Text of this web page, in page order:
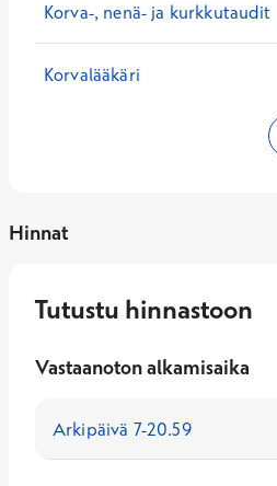
Korva-, nenä- ja kurkkutaudit
Korvalääkäri
Hinnat
Tutustu hinnastoon
Vastaanoton alkamisaika